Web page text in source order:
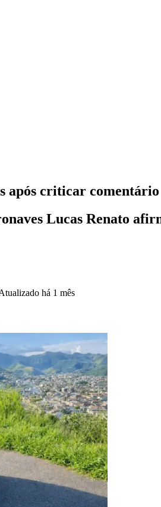
após criticar
Lucas Renato
há 1 mês